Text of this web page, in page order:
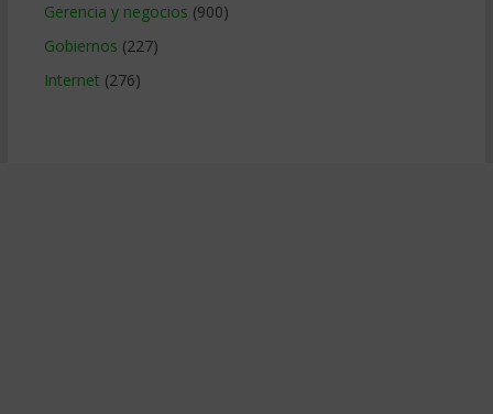
Gerencia y negocios (900)
Gobiernos (227)
Internet (276)